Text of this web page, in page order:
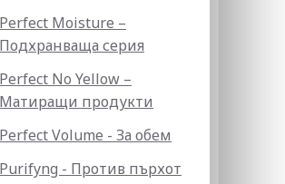
Perfect Moisture –
Подхранваща серия
Perfect No Yellow –
Матиращи продукти
Perfect Volume - За обем
Purifyng - Против пърхот